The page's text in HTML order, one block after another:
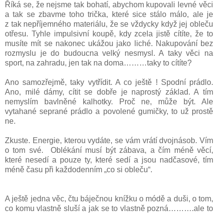
Říká se, že nejsme tak bohatí, abychom kupovali levné věci
a tak se zbavme toho trička, které sice stálo málo, ale je
z tak nepříjemného materiálu, že se vždycky když jej obleču
otřesu. Tyhle impulsivní koupě, kdy zcela jistě cítíte, že to
musíte mít se nakonec ukážou jako liché. Nakupování bez
rozmyslu je do budoucna velký nesmysl. A taky věci na
sport, na zahradu, jen tak na doma………taky to cítíte?
Ano samozřejmě, taky vytřídit. A co ještě ! Spodní prádlo.
Ano, milé dámy, cítit se dobře je naprostý základ. A tím
nemyslím bavlněné kalhotky. Proč ne, může být. Ale
vytahané seprané prádlo a povolené gumičky, to už prostě
ne.
Zkuste. Energie, kterou vydáte, se vám vrátí dvojnásob. Vím
o tom své. Oblékání musí být zábava, a čím méně věcí,
které nesedí a pouze ty, které sedí a jsou nadčasové, tím
méně času při každodenním „co si obleču“.
A ještě jedna věc, čtu báječnou knížku o módě a duši, o tom,
co komu vlastně sluší a jak se to vlastně pozná……….ale to